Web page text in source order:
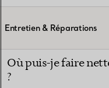
Entretien & Réparations
Où puis-je faire
?